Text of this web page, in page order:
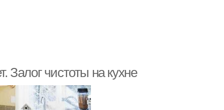
Залог чистоты на кухне